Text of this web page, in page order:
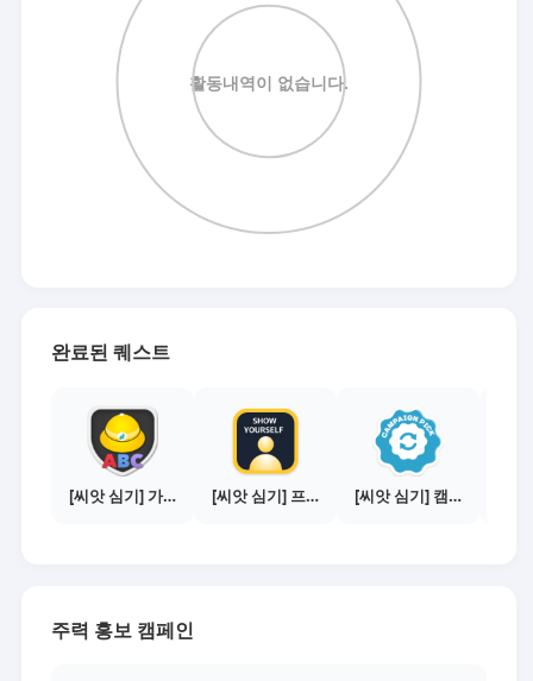
완료된 퀘스트
[씨앗 심기] 가이드보기 - 매체별 활동 가이드 [씨앗 심기] 프로필 사진 등록하기 [씨앗 심기] 캠페인 선택하기 - PICK 1개
주력 홍보 캠페인